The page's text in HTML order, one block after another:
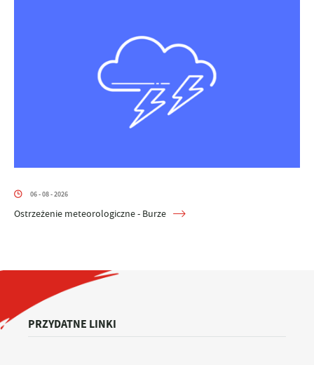
06 - 08 - 2026
Ostrzeżenie meteorologiczne - Burze
PRZYDATNE LINKI